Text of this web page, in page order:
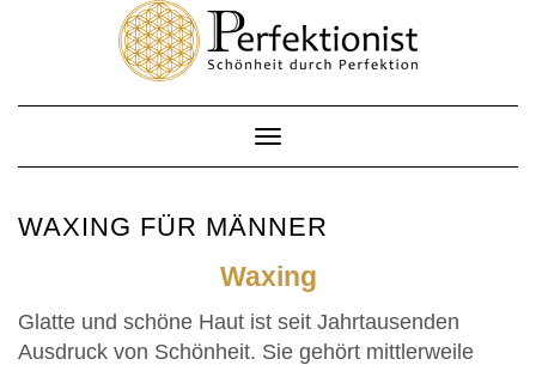
Toggle
Navigation
WAXING FÜR MÄNNER
Waxing
Glatte und schöne Haut ist seit Jahrtausenden
Ausdruck von Schönheit. Sie gehört mittlerweile